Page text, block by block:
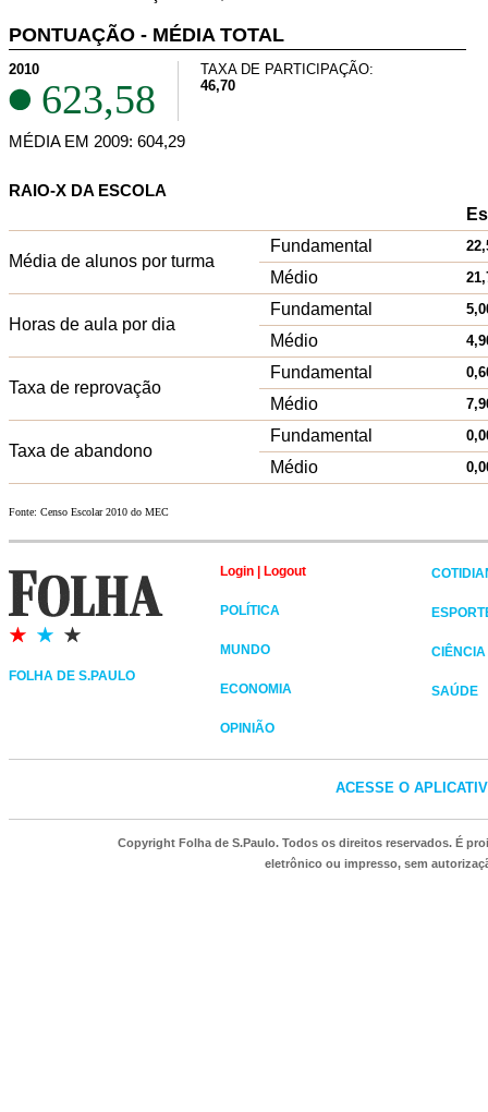
PONTUAÇÃO - MÉDIA TOTAL
2010
623,58
TAXA DE PARTICIPAÇÃO:
46,70
MÉDIA EM 2009: 604,29
RAIO-X DA ESCOLA
Média de alunos por turma
Fundamental
Médio
Horas de aula por dia
Fundamental
Médio
Taxa de reprovação
Fundamental
Médio
Taxa de abandono
Fundamental
Médio
Fonte: Censo Escolar 2010 do MEC
FOLHA DE S.PAULO
Login Logout
POLÍTICA
MUNDO
ECONOMIA
OPINIÃO
CIÊNCIA
SAÚDE
ACESSE O
Copyright Folha de S.Paulo. Todos os direitos reservados. É
eletrônico ou impresso, sem